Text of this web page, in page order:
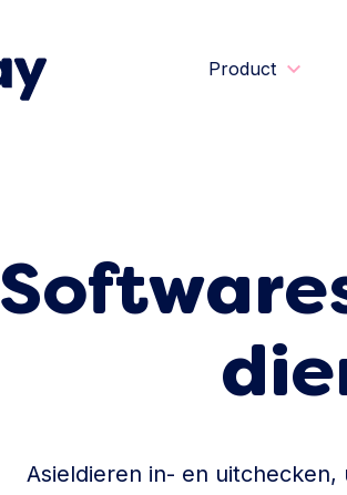
Product
Asieldieren in- en